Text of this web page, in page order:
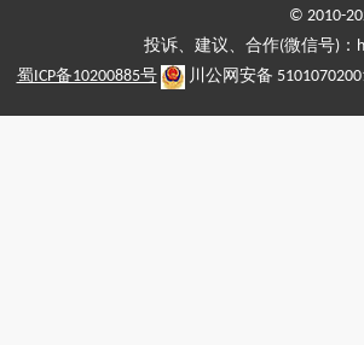
© 2010-
投诉、建议、合作(微信号)
蜀ICP备10200885号
川公网安备